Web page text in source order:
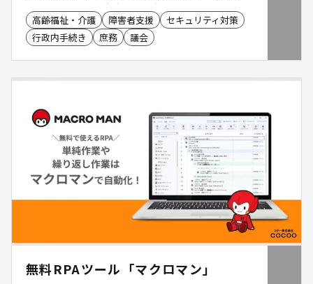
にします。議会・庁内会議・各種審査会などで幅広
くご活用いただいています。 ※出典:ITR「ITR
Market View:ユニファイド・エンドポイント管理市
高齢福祉・介護 障害者支援
セキュリティ対策
行政内手続き
庶務 議会
無料RPAツール「マクロマン」